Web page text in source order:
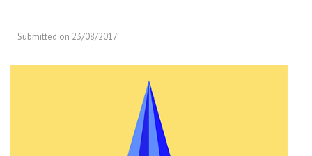
Submitted on 23/08/2017